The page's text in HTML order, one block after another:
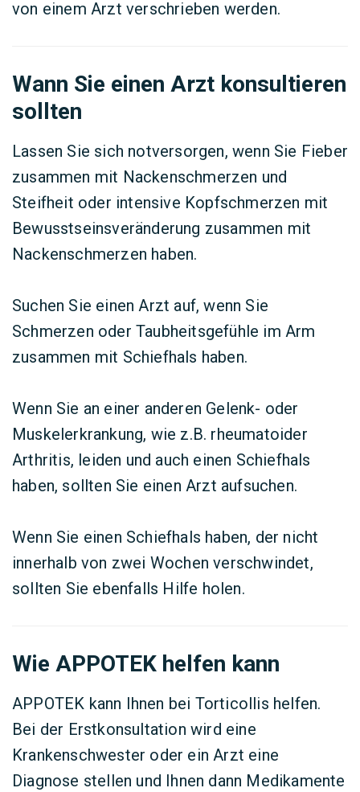
von einem Arzt verschrieben werden.
Wann Sie einen Arzt konsultieren
sollten
Lassen Sie sich notversorgen, wenn Sie Fieber
zusammen mit Nackenschmerzen und
Steifheit oder intensive Kopfschmerzen mit
Bewusstseinsveränderung zusammen mit
Nackenschmerzen haben.
Suchen Sie einen Arzt auf, wenn Sie
Schmerzen oder Taubheitsgefühle im Arm
zusammen mit Schiefhals haben.
Wenn Sie an einer anderen Gelenk- oder
Muskelerkrankung, wie z.B. rheumatoider
Arthritis, leiden und auch einen Schiefhals
haben, sollten Sie einen Arzt aufsuchen.
Wenn Sie einen Schiefhals haben, der nicht
innerhalb von zwei Wochen verschwindet,
sollten Sie ebenfalls Hilfe holen.
Wie APPOTEK helfen kann
APPOTEK kann Ihnen bei Torticollis helfen.
Bei der Erstkonsultation wird eine
Krankenschwester oder ein Arzt eine
Diagnose stellen und Ihnen dann Medikamente